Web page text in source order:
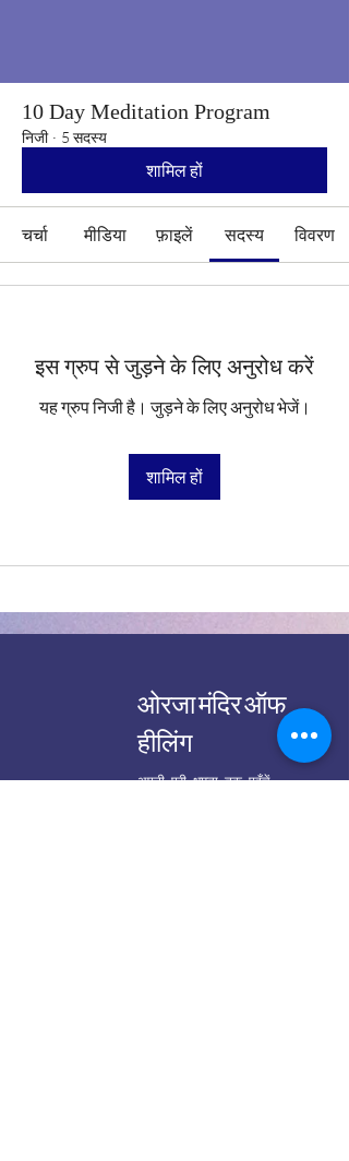
10 Day Meditation Program
निजी · 5 सदस्य
शामिल हों
चर्चा मीडिया फ़ाइलें सदस्य विवरण
इस ग्रुप से जुड़ने के लिए अनुरोध करें
यह ग्रुप निजी है। जुड़ने के लिए अनुरोध भेजें।
शामिल हों
ओरजा मंदिर ऑफ
हीलिंग
अपनी पूरी क्षमता तक पहुँचें